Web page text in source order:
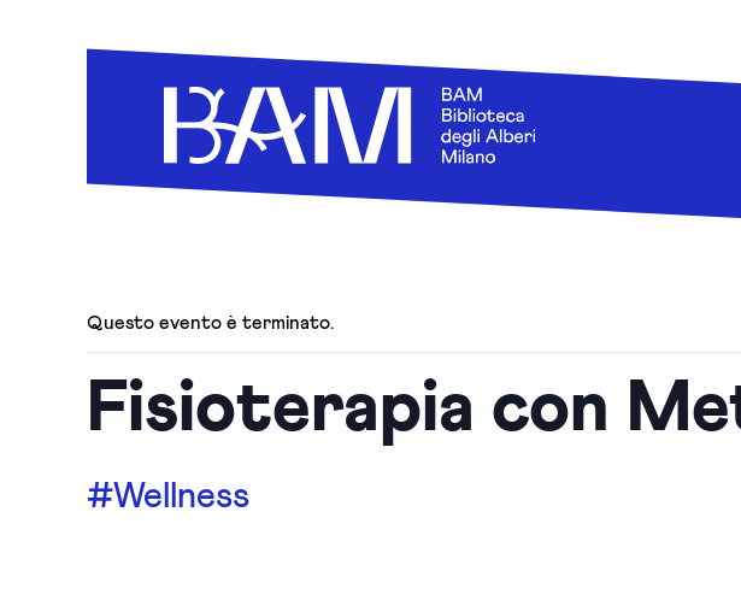
Questo evento è terminato.
Fisioterapia con
#Wellness